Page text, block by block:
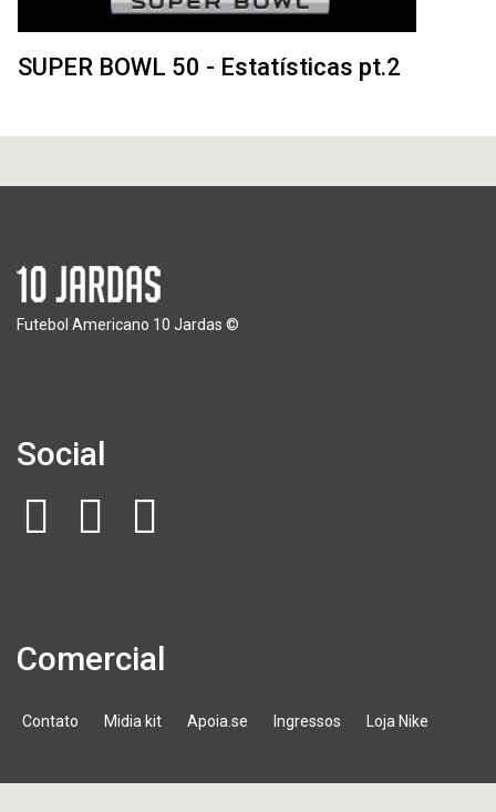
SUPER BOWL 50 - Estatísticas pt.2
Futebol Americano 10 Jardas ©
Social
Comercial
Contato Midia kit Apoia.se Ingressos Loja Nike